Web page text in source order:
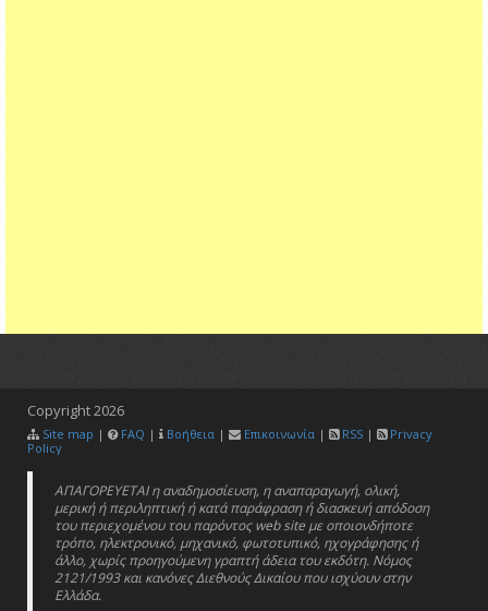
Copyright2026
Site map | FAQ | Βοήθεια | Επικοινωνία | RSS |
Privacy
Policy
ΑΠΑΓΟΡΕΥΕΤΑΙ η αναδημοσίευση, η αναπαραγωγή, ολική,
μερική ή περιληπτική ή κατά παράφραση ή διασκευή απόδοση
του περιεχομένου του παρόντος web site με οποιονδήποτε
τρόπο, ηλεκτρονικό, μηχανικό, φωτοτυπικό, ηχογράφησης ή
άλλο, χωρίς προηγούμενη γραπτή άδεια του εκδότη. Νόμος
2121/1993 και κανόνες Διεθνούς Δικαίου που ισχύουν στην
Ελλάδα.